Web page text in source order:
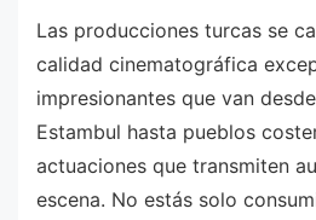
Las producciones turcas se
calidad cinematográfica
impresionantes que van
Estambul hasta pueblos
actuaciones que transmiten
escena. No estás solo